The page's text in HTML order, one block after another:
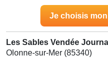
Je choisis
Les Sables Vendée Journal
Olonne-sur-Mer (85340)